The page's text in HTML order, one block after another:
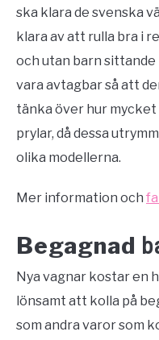
ska klara de svenska
klara av att rulla bra i
och utan barn sittande
vara avtagbar så att
tänka över hur
prylar, då dessa
olika modellerna.
Mer information och
Begagnad
Nya vagnar kostar en
lönsamt att kolla på
som andra varor som